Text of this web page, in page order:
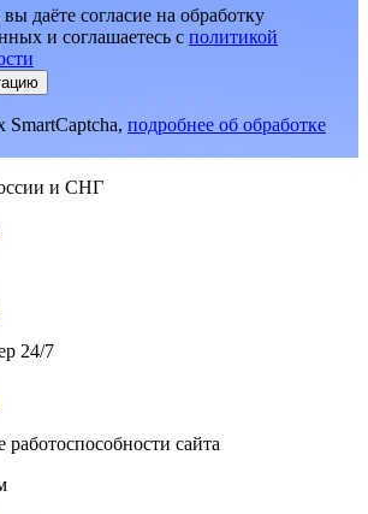
даёте согласие на обработку
и соглашаетесь c политикой
подробнее об обработке
и СНГ
24/7
работоспособности сайта